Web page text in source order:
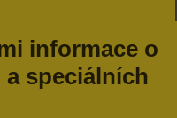
informace o
speciálních